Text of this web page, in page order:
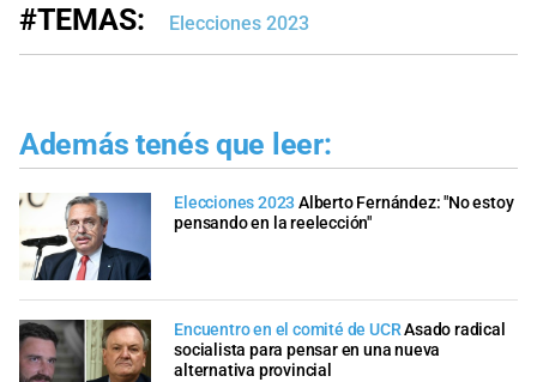
#TEMAS: Elecciones 2023
Además tenés que leer:
Elecciones 2023Alberto Fernández: "No estoy
pensando en la reelección"
Encuentro en el comité de UCRAsado radical
socialista para pensar en una nueva
alternativa provincial